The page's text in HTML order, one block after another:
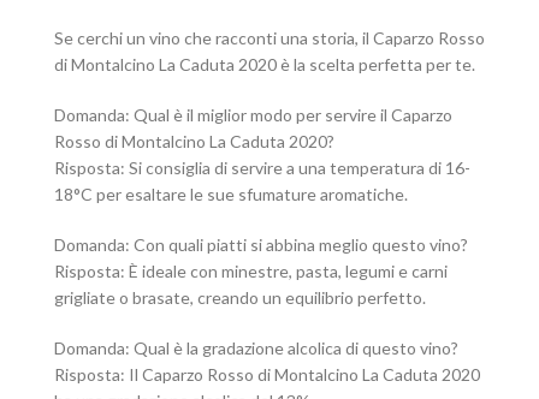
Se cerchi un vino che racconti una storia, il Caparzo Rosso
di Montalcino La Caduta 2020 è la scelta perfetta per te.
Domanda: Qual è il miglior modo per servire il Caparzo
Rosso di Montalcino La Caduta 2020?
Risposta: Si consiglia di servire a una temperatura di 16-
18°C per esaltare le sue sfumature aromatiche.
Domanda: Con quali piatti si abbina meglio questo vino?
Risposta: È ideale con minestre, pasta, legumi e carni
grigliate o brasate, creando un equilibrio perfetto.
Domanda: Qual è la gradazione alcolica di questo vino?
Risposta: Il Caparzo Rosso di Montalcino La Caduta 2020